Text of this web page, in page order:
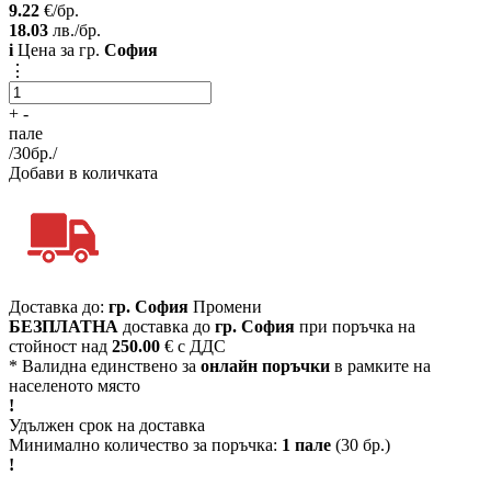
9.22 €/бр.
18.03 лв./бр.
i Цена за гр. София
⋮
+ -
пале
/30бр./
Добави в количката
Доставка до: гр. София Промени
БЕЗПЛАТНА доставка до гр. София при поръчка на
стойност над 250.00 € с ДДС
* Валидна единствено за онлайн поръчки в рамките на
населеното място
!
Удължен срок на доставка
Минимално количество за поръчка: 1 пале (30 бр.)
!